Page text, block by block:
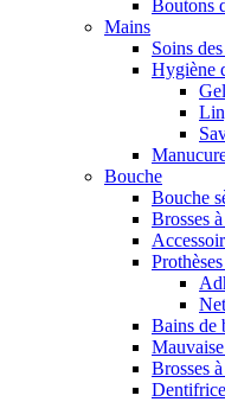
Boutons
Mains
Soins
Hygiène
Bouche
Bouche
Brosses
Bains de
Brosses